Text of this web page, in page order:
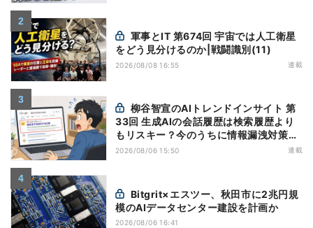
をどう見分けるのか|戦闘識別(11)
2026/08/08 16:55 連載
33回 生成AIの会話履歴は検索履歴より
もリスキー？今のうちに情報漏洩対策を
万全にしておこう
2026/08/06 15:50 連載
模のAIデータセンター建設を計画か
2026/08/06 16:41